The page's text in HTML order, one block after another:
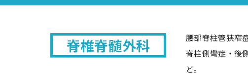
脊椎脊髄外科
腰部脊柱管狭窄
脊柱側彎症・後
ど。